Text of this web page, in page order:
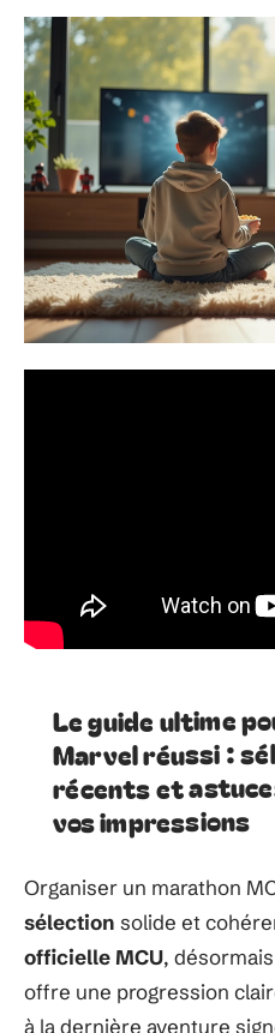
Le guide ultime
Marvel réussi :
récents et
vos impressions
Organiser un marathon
sélection solide et
officielle MCU,
offre une progression
à la dernière aventure